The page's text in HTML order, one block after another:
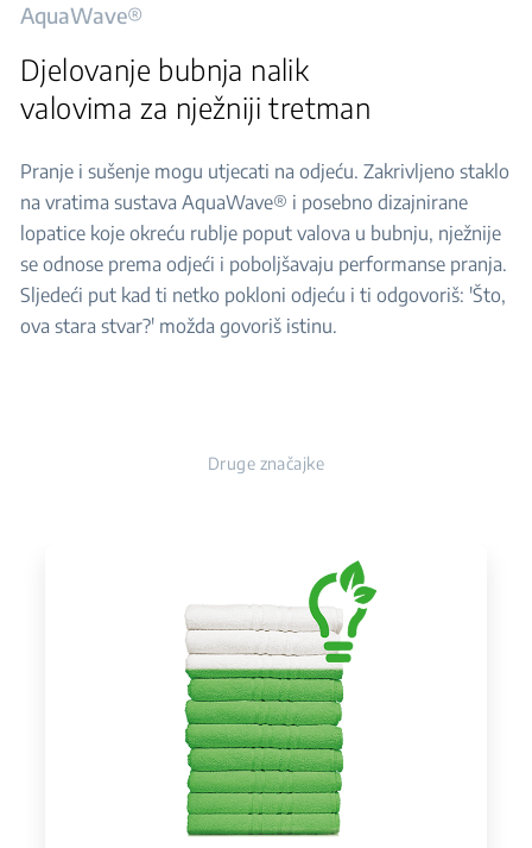
AquaWave®
Djelovanje bubnja nalik
valovima za nježniji tretman
Pranje i sušenje mogu utjecati na odjeću. Zakrivljeno staklo
na vratima sustava AquaWave® i posebno dizajnirane
lopatice koje okreću rublje poput valova u bubnju, nježnije
se odnose prema odjeći i poboljšavaju performanse pranja.
Sljedeći put kad ti netko pokloni odjeću i ti odgovoriš: 'Što,
ova stara stvar?' možda govoriš istinu.
Druge značajke